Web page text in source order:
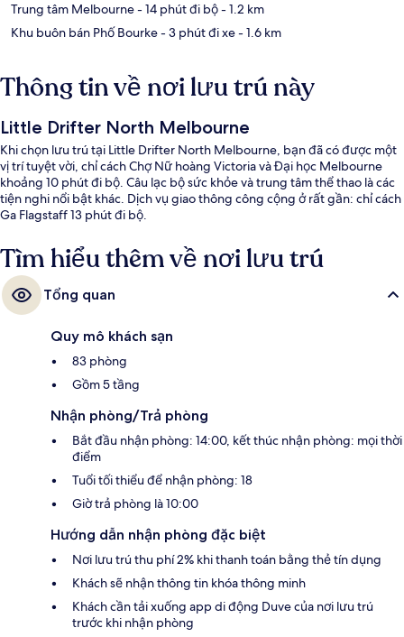
Trung tâm Melbourne- 14 phút đi bộ- 1.2 km
Khu buôn bán Phố Bourke- 3 phút đi xe- 1.6 km
Thông tin về nơi lưu trú này
Little Drifter North Melbourne
Khi chọn lưu trú tại Little Drifter North Melbourne, bạn đã có được một
vị trí tuyệt vời, chỉ cách Chợ Nữ hoàng Victoria và Đại học Melbourne
khoảng 10 phút đi bộ. Câu lạc bộ sức khỏe và trung tâm thể thao là các
tiện nghi nổi bật khác. Dịch vụ giao thông công cộng ở rất gần: chỉ cách
Ga Flagstaff 13 phút đi bộ.
Tìm hiểu thêm về nơi lưu trú
Tổng quan
Quy mô khách sạn
83 phòng
Gồm 5 tầng
Nhận phòng/Trả phòng
Bắt đầu nhận phòng: 14:00, kết thúc nhận phòng: mọi thời
điểm
Tuổi tối thiểu để nhận phòng: 18
Giờ trả phòng là 10:00
Hướng dẫn nhận phòng đặc biệt
Nơi lưu trú thu phí 2% khi thanh toán bằng thẻ tín dụng
Khách sẽ nhận thông tin khóa thông minh
Khách cần tải xuống app di động Duve của nơi lưu trú
trước khi nhận phòng